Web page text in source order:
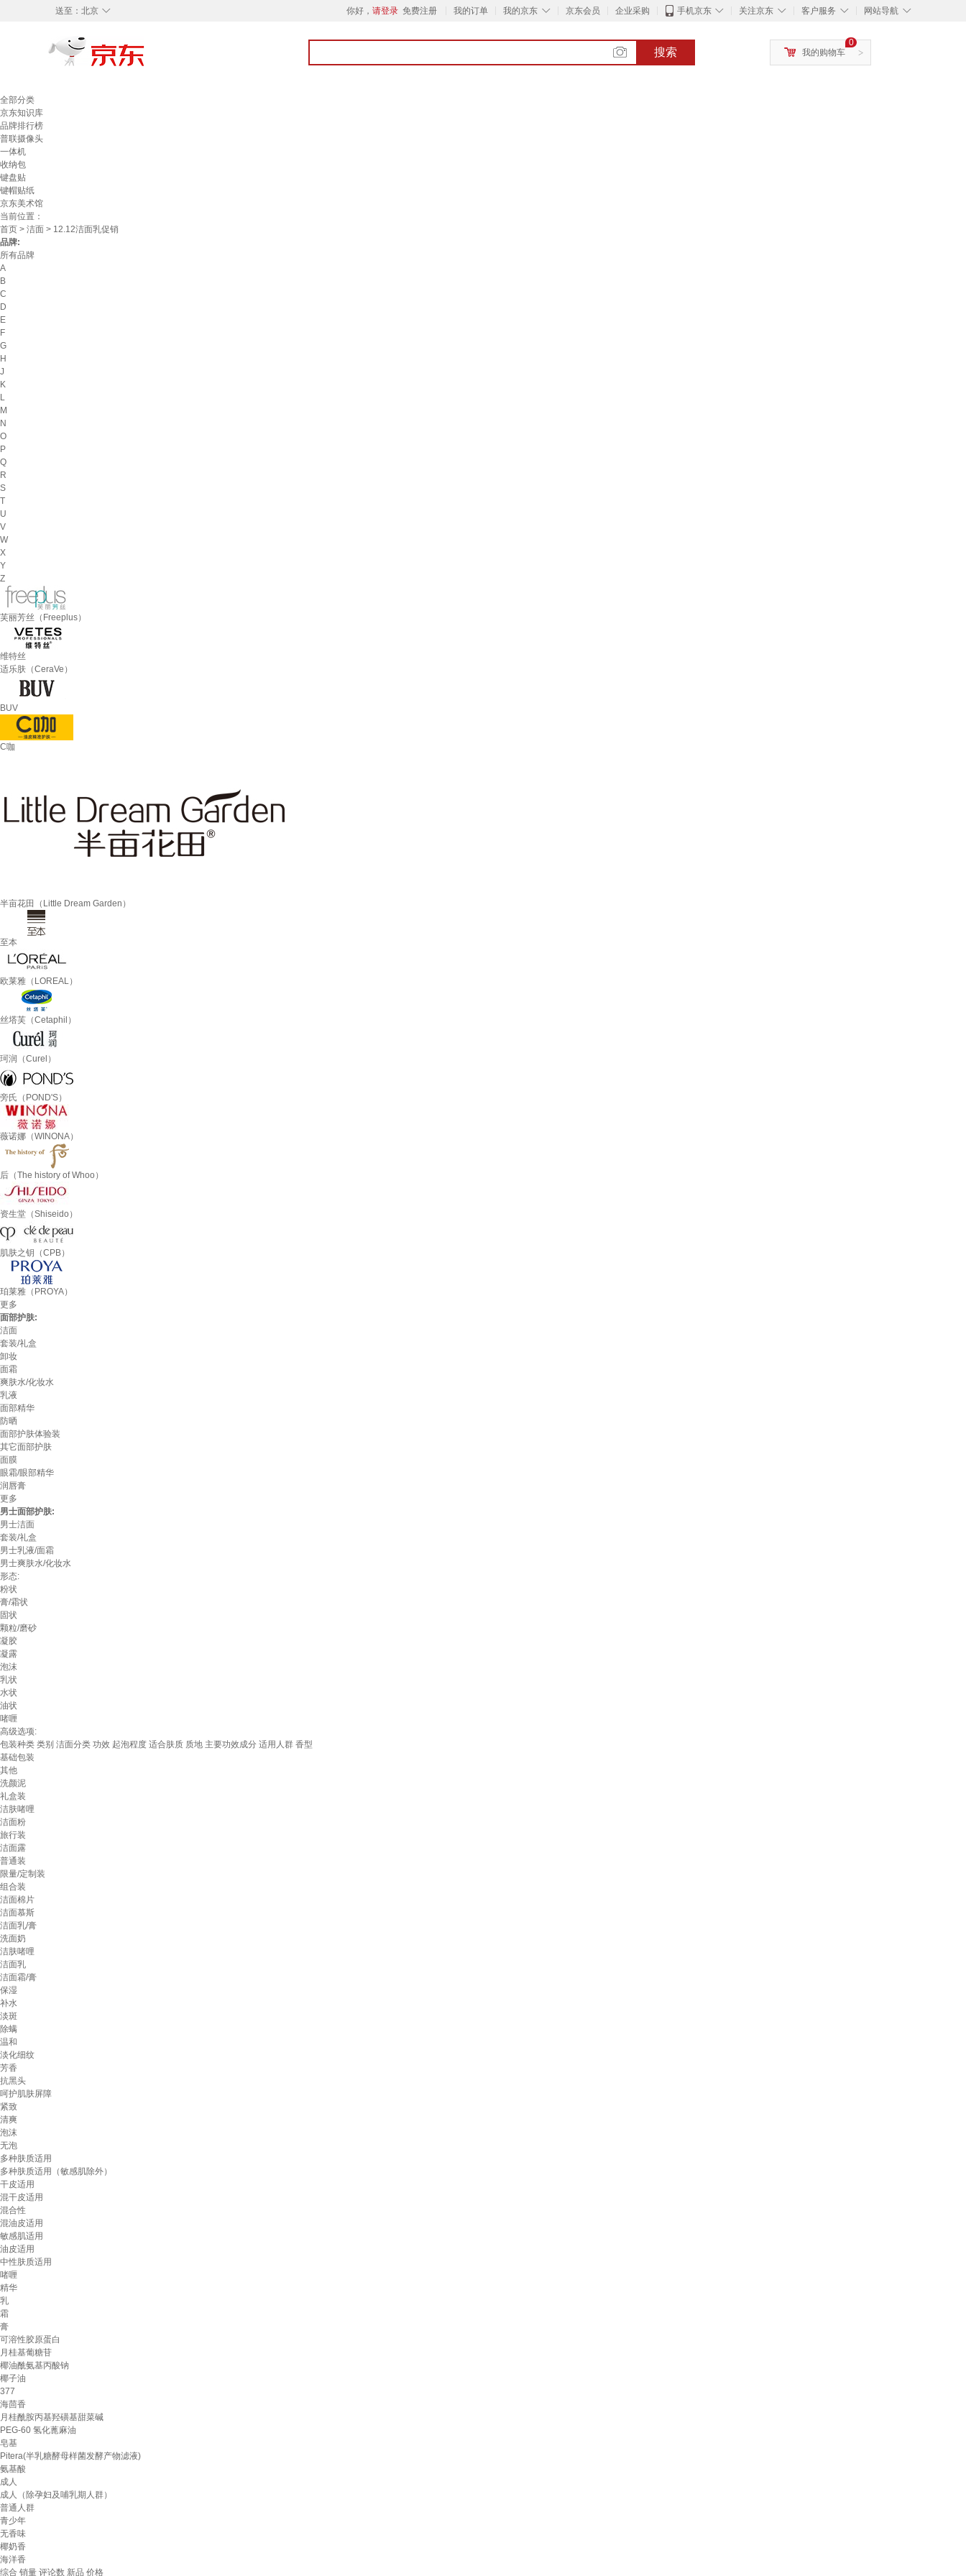
◇
送至： 北京 你好， 请登录 免费注册 我的订单 ◇
我的京东 京东会员 企业采购 ◇
手机京东 ◇
关注京东 ◇
客户服务 ◇
网站导航
搜索 >
0
我的购物车
全部分类
京东知识库
品牌排行榜
普联摄像头
一体机
收纳包
键盘贴
键帽贴纸
京东美术馆
当前位置：
首页 > 洁面 > 12.12洁面乳促销
品牌:
所有品牌
A
B
C
D
E
F
G
H
J
K
L
M
N
O
P
Q
R
S
T
U
V
W
X
Y
Z
芙丽芳丝（Freeplus）
维特丝
适乐肤（CeraVe）
BUV
C咖
半亩花田（Little Dream Garden）
至本
欧莱雅（LOREAL）
丝塔芙（Cetaphil）
珂润（Curel）
旁氏（POND'S）
薇诺娜（WINONA）
后（The history of Whoo）
资生堂（Shiseido）
肌肤之钥（CPB）
珀莱雅（PROYA）
更多
面部护肤:
洁面
套装/礼盒
卸妆
面霜
爽肤水/化妆水
乳液
面部精华
防晒
面部护肤体验装
其它面部护肤
面膜
眼霜/眼部精华
润唇膏
更多
男士面部护肤:
男士洁面
套装/礼盒
男士乳液/面霜
男士爽肤水/化妆水
形态:
粉状
膏/霜状
固状
颗粒/磨砂
凝胶
凝露
泡沫
乳状
水状
油状
啫喱
高级选项:
包装种类 类别 洁面分类 功效 起泡程度 适合肤质 质地 主要功效成分 适用人群 香型
基础包装
其他
洗颜泥
礼盒装
洁肤啫哩
洁面粉
旅行装
洁面露
普通装
限量/定制装
组合装
洁面棉片
洁面慕斯
洁面乳/膏
洗面奶
洁肤啫哩
洁面乳
洁面霜/膏
保湿
补水
淡斑
除螨
温和
淡化细纹
芳香
抗黑头
呵护肌肤屏障
紧致
清爽
泡沫
无泡
多种肤质适用
多种肤质适用（敏感肌除外）
干皮适用
混干皮适用
混合性
混油皮适用
敏感肌适用
油皮适用
中性肤质适用
啫喱
精华
乳
霜
膏
可溶性胶原蛋白
月桂基葡糖苷
椰油酰氨基丙酸钠
椰子油
377
海茴香
月桂酰胺丙基羟磺基甜菜碱
PEG-60 氢化蓖麻油
皂基
Pitera(半乳糖酵母样菌发酵产物滤液)
氨基酸
成人
成人（除孕妇及哺乳期人群）
普通人群
青少年
无香味
椰奶香
海洋香
综合 销量 评论数 新品 价格